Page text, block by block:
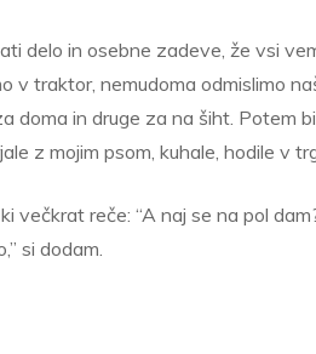
delo in osebne zadeve, že vsi
v traktor, nemudoma odmislimo
doma in druge za na šiht. Potem
z mojim psom, kuhale, hodile v
večkrat reče: “A naj se na pol
si dodam.